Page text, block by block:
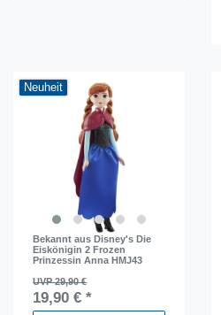
Neuheit
Bekannt aus Disney's Die
Eiskönigin 2 Frozen
Prinzessin Anna HMJ43
UVP 29,90 €
19,90 € *